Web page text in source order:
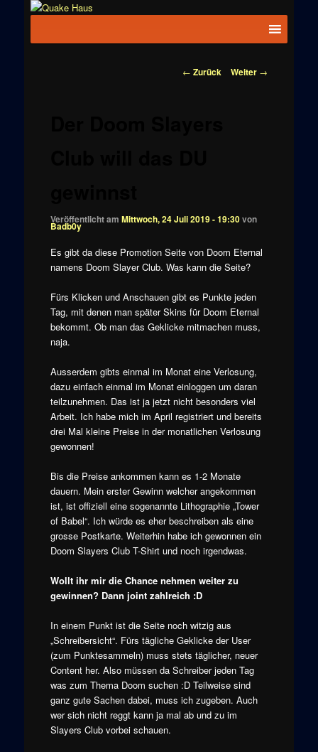
News zu
Beitragsnavigation
← Zurück Weiter →
Veröffentlicht am Mittwoch, 24 Juli 2019 - 19:30von
Badb0y
Es gibt da diese Promotion Seite von Doom Eternal
namens Doom Slayer Club. Was kann die Seite?
Fürs Klicken und Anschauen gibt es Punkte jeden
Tag, mit denen man später Skins für Doom Eternal
bekommt. Ob man das Geklicke mitmachen muss,
naja.
Ausserdem gibts einmal im Monat eine Verlosung,
dazu einfach einmal im Monat einloggen um daran
teilzunehmen. Das ist ja jetzt nicht besonders viel
Arbeit. Ich habe mich im April registriert und bereits
drei Mal kleine Preise in der monatlichen Verlosung
gewonnen!
Bis die Preise ankommen kann es 1-2 Monate
dauern. Mein erster Gewinn welcher angekommen
ist, ist offiziell eine sogenannte Lithographie „Tower
of Babel“. Ich würde es eher beschreiben als eine
grosse Postkarte. Weiterhin habe ich gewonnen ein
Doom Slayers Club T-Shirt und noch irgendwas.
Wollt ihr mir die Chance nehmen weiter zu
gewinnen? Dann joint zahlreich :D
In einem Punkt ist die Seite noch witzig aus
„Schreibersicht“. Fürs tägliche Geklicke der User
(zum Punktesammeln) muss stets täglicher, neuer
Content her. Also müssen da Schreiber jeden Tag
was zum Thema Doom suchen :D Teilweise sind
ganz gute Sachen dabei, muss ich zugeben. Auch
wer sich nicht reggt kann ja mal ab und zu im
Slayers Club vorbei schauen.